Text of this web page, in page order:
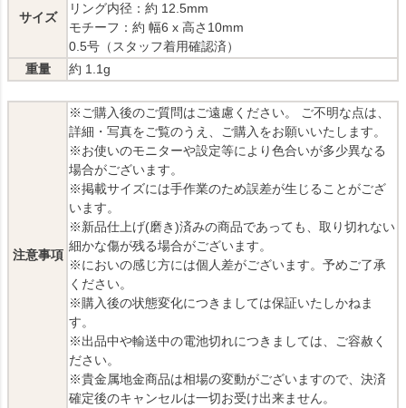
サイズ
リング内径：約 12.5mm
モチーフ：約 幅6 x 高さ10mm
0.5号（スタッフ着用確認済）
重量
約 1.1g
注意事項
※ご購入後のご質問はご遠慮ください。 ご不明な点は、
詳細・写真をご覧のうえ、ご購入をお願いいたします。
※お使いのモニターや設定等により色合いが多少異なる
場合がございます。
※掲載サイズには手作業のため誤差が生じることがござ
います。
※新品仕上げ(磨き)済みの商品であっても、取り切れない
細かな傷が残る場合がございます。
※においの感じ方には個人差がございます。予めご了承
ください。
※購入後の状態変化につきましては保証いたしかねま
す。
※出品中や輸送中の電池切れにつきましては、ご容赦く
ださい。
※貴金属地金商品は相場の変動がございますので、決済
確定後のキャンセルは一切お受け出来ません。